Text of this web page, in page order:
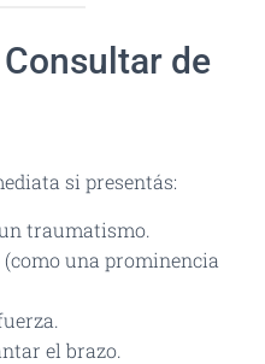
de
si presentás:
traumatismo.
una prominencia
el brazo.